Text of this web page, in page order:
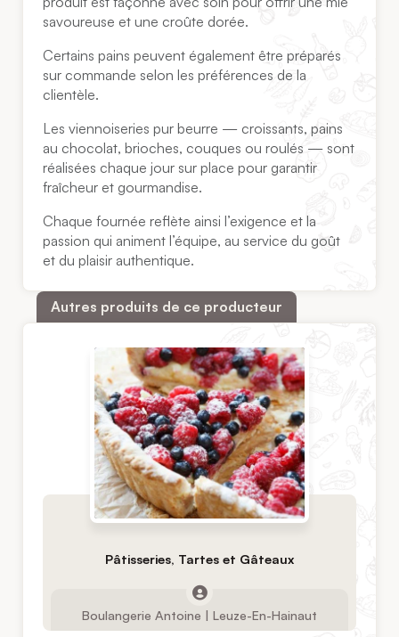
savoureuse et une croûte dorée.
Certains pains peuvent également être préparés
sur commande selon les préférences de la
clientèle.
Les viennoiseries pur beurre — croissants, pains
au chocolat, brioches, couques ou roulés — sont
réalisées chaque jour sur place pour garantir
fraîcheur et gourmandise.
Chaque fournée reflète ainsi l’exigence et la
passion qui animent l’équipe, au service du goût
et du plaisir authentique.
Autres produits de ce producteur
Pâtisseries, Tartes et Gâteaux
Boulangerie Antoine | Leuze-En-Hainaut